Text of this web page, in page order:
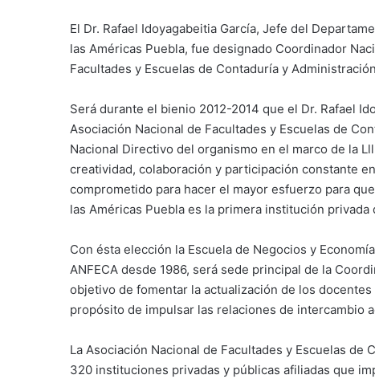
El Dr. Rafael Idoyagabeitia García, Jefe del
las Américas Puebla, fue designado Coordinador
Facultades y Escuelas de Contaduría y
Será durante el bienio 2012-2014 que el Dr. Rafael
Asociación Nacional de Facultades y Escuelas de
Nacional Directivo del organismo en el marco de la
creatividad, colaboración y participación constante
comprometido para hacer el mayor esfuerzo para
las Américas Puebla es la primera institución
Con ésta elección la Escuela de Negocios y
ANFECA desde 1986, será sede principal de la
objetivo de fomentar la actualización de los
propósito de impulsar las relaciones de intercambio
La Asociación Nacional de Facultades y Escuelas
320 instituciones privadas y públicas afiliadas que